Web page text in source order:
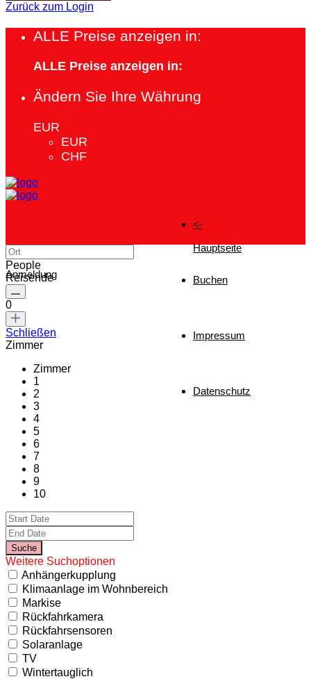
Zurück zum Login
ALLE Preise anzeigen in:
ALLE Preise anzeigen in:
Ändern Sie Ihre Währung
EUR
EUR
CHF
<-
Hauptseite
Buchen
Impressum
Datenschutz
Anmeldung
People
Reisende
0
Schließen
Zimmer
Zimmer
1
2
3
4
5
6
7
8
9
10
Weitere Suchoptionen
Anhängerkupplung
Klimaanlage im Wohnbereich
Markise
Rückfahrkamera
Rückfahrsensoren
Solaranlage
TV
Wintertauglich